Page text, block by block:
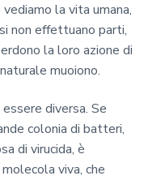
la vita umana,
non effettuano parti,
la loro azione di
muoiono.
diversa. Se
colonia di batteri,
di virucida, è
viva, che